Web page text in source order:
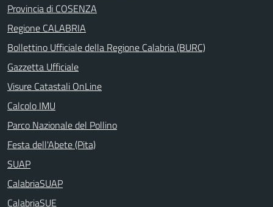
Provincia di COSENZA
Regione CALABRIA
Bollettino Ufficiale della Regione Calabria (BURC)
Gazzetta Ufficiale
Visure Catastali OnLine
Calcolo IMU
Parco Nazionale del Pollino
Festa dell'Abete (Pita)
SUAP
CalabriaSUAP
CalabriaSUE